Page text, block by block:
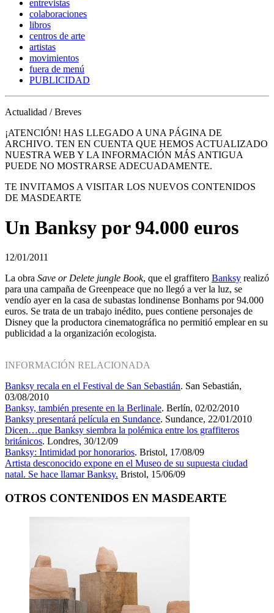
entrevistas
colaboraciones
libros
centros de arte
artistas
movimientos
fuera de menú
PUBLICIDAD
Actualidad / Breves
¡ATENCIÓN! HAS LLEGADO A UNA PÁGINA DE
ARCHIVO. TEN EN CUENTA QUE HEMOS ACTUALIZADO
NUESTRA WEB Y LA INFORMACIÓN MÁS ANTIGUA
PUEDE NO MOSTRARSE ADECUADAMENTE.
TE INVITAMOS A VISITAR LOS NUEVOS CONTENIDOS
DE MASDEARTE
Un Banksy por 94.000 euros
12/01/2011
La obra Save or Delete jungle Book, que el graffitero Banksy realizó
para una campaña de Greenpeace que no llegó a ver la luz, se
vendío ayer en la casa de subastas londinense Bonhams por 94.000
euros. Se trata de un trabajo inédito, pues contiene personajes de
Disney que la productora cinematográfica no permitió emplear en su
publicidad a la organización ecologista.
INFORMACIÓN RELACIONADA
Banksy recala en el Festival de San Sebastián. San Sebastián,
03/08/2010
Banksy, también presente en la Berlinale. Berlín, 02/02/2010
Banksy presentará película en Sundance. Sundance, 22/01/2010
Dicen…que Banksy siembra la polémica entre los graffiteros
británicos. Londres, 30/12/09
Banksy: Intimidad por honorarios. Bristol, 17/08/09
Artista desconocido expone en el Museo de su supuesta ciudad
natal. Se hace llamar Banksy. Bristol, 15/06/09
OTROS CONTENIDOS EN MASDEARTE